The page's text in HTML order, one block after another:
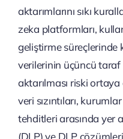
aktarımlarını sıkı
zeka platformları,
geliştirme süreçlerinde
verilerinin üçüncü taraf
aktarılması riski
veri sızıntıları,
tehditleri arasında yer
(DLP) ve DLP